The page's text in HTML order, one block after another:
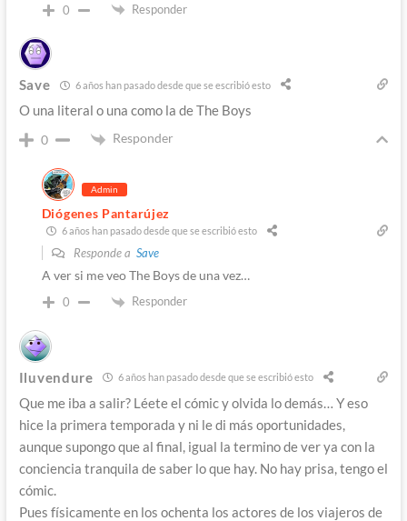
0 Responder
Save 6 años han pasado desde que se escribió esto
O una literal o una como la de The Boys
0 Responder
Admin
Diógenes Pantarújez
6 años han pasado desde que se escribió esto
Responde a Save
A ver si me veo The Boys de una vez…
0 Responder
Iluvendure 6 años han pasado desde que se escribió esto
Que me iba a salir? Léete el cómic y olvida lo demás… Y eso
hice la primera temporada y ni le di más oportunidades,
aunque supongo que al final, igual la termino de ver ya con la
conciencia tranquila de saber lo que hay. No hay prisa, tengo el
cómic.
Pues físicamente en los ochenta los actores de los viajeros de